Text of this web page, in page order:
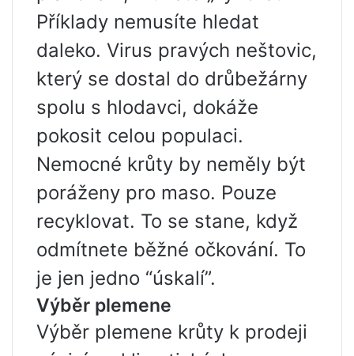
Příklady nemusíte hledat
daleko. Virus pravých neštovic,
který se dostal do drůbežárny
spolu s hlodavci, dokáže
pokosit celou populaci.
Nemocné krůty by neměly být
poráženy pro maso. Pouze
recyklovat. To se stane, když
odmítnete běžné očkování. To
je jen jedno “úskalí”.
Výběr plemene
Výběr plemene krůty k prodeji